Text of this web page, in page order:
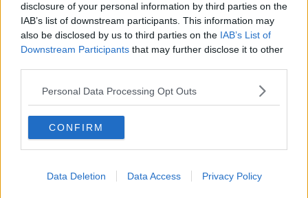
disclosure of your personal information by third parties on the
IAB’s list of downstream participants. This information may
also be disclosed by us to third parties on the IAB’s List of
Downstream Participants that may further disclose it to other
Personal Data Processing Opt Outs
CONFIRM
Data Deletion Data Access Privacy Policy
Se vuoi leggere le notizie principali della Toscana iscriviti alla
Newsletter QUInews - ToscanaMedia. Arriva gratis tutti i giorni
alle 20:00 direttamente nella tua casella di posta.
Basta cliccareQUI
Ti potrebbe interessare anche:
Articoli dal Blog “Pensieri della domenica” di Libero Venturi
​Agorà reloaded
Ultimo
​L’urlo e gli inglesi
Può darsi